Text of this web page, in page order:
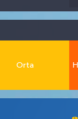
Orta